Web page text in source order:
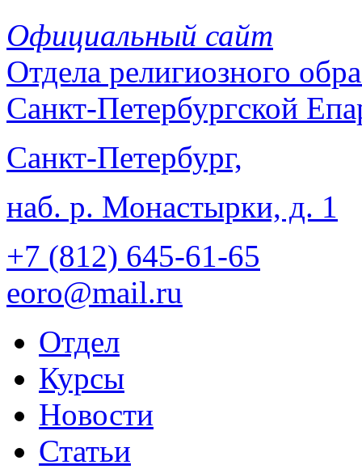
Официальный сайт
Отдела религиозного
Санкт-Петербургской
Санкт-Петербург,
наб. р. Монастырки, д. 1
+7 (812) 645-61-65
eoro@mail.ru
Отдел
Курсы
Новости
Статьи